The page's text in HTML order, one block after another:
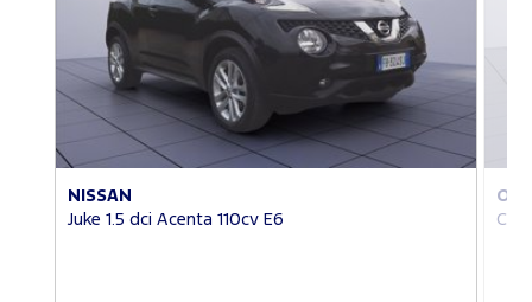
NISSAN
Juke 1.5 dci Acenta 110cv E6